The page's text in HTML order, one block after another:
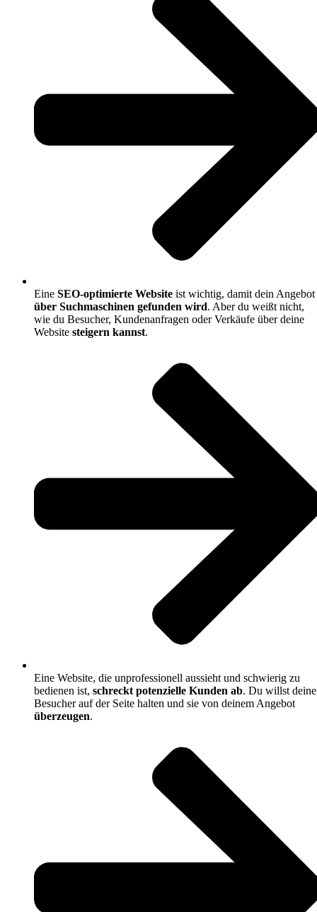
Eine SEO-optimierte Website ist wichtig, damit dein Angebot
über Suchmaschinen gefunden wird. Aber du weißt nicht,
wie du Besucher, Kundenanfragen oder Verkäufe über deine
Website steigern kannst.
Eine Website, die unprofessionell aussieht und schwierig zu
bedienen ist, schreckt potenzielle Kunden ab. Du willst deine
Besucher auf der Seite halten und sie von deinem Angebot
überzeugen.